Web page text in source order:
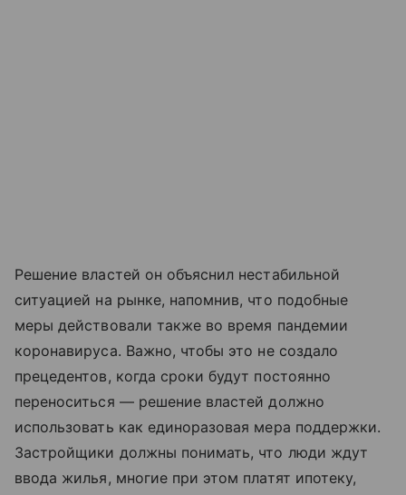
Решение властей он объяснил нестабильной
ситуацией на рынке, напомнив, что подобные
меры действовали также во время пандемии
коронавируса. Важно, чтобы это не создало
прецедентов, когда сроки будут постоянно
переноситься — решение властей должно
использовать как единоразовая мера поддержки.
Застройщики должны понимать, что люди ждут
ввода жилья, многие при этом платят ипотеку,